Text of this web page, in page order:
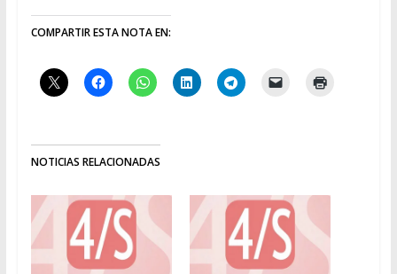
COMPARTIR ESTA NOTA EN:
NOTICIAS RELACIONADAS